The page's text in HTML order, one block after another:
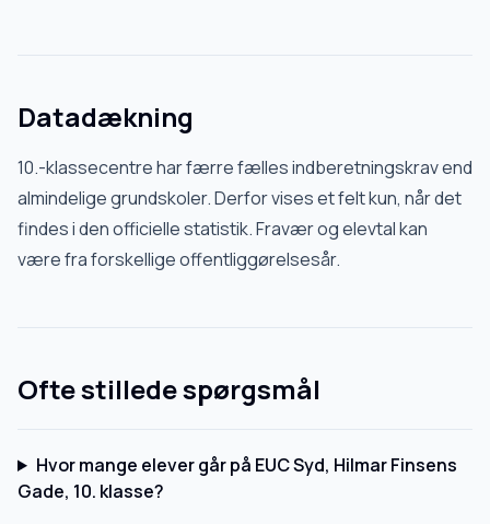
Datadækning
10.-klassecentre har færre fælles indberetningskrav end
almindelige grundskoler. Derfor vises et felt kun, når det
findes i den officielle statistik. Fravær og elevtal kan
være fra forskellige offentliggørelsesår.
Ofte stillede spørgsmål
Hvor mange elever går på EUC Syd, Hilmar Finsens
Gade, 10. klasse?